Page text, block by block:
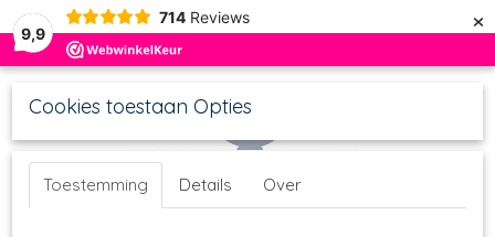
9,9
714 Reviews ×
Cookies toestaan Opties
Toestemming Details Over